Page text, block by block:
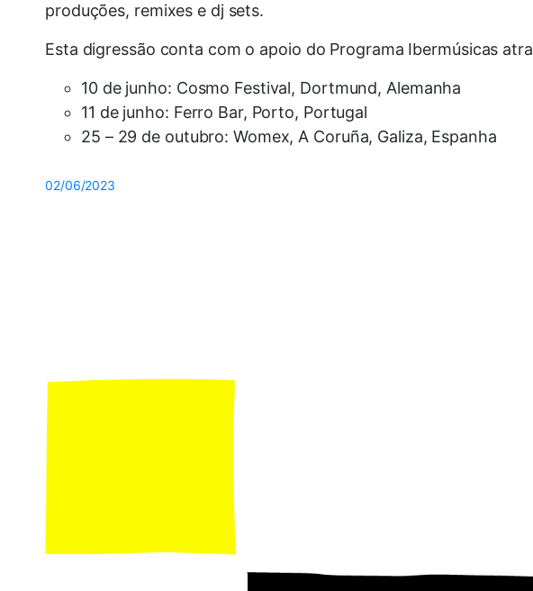
produções, remixes e dj sets.
Esta digressão conta com o apoio do Programa Ibermúsicas
10 de junho: Cosmo Festival, Dortmund, Alemanha
11 de junho: Ferro Bar, Porto, Portugal
25 – 29 de outubro: Womex, A Coruña, Galiza, Espanha
02/06/2023